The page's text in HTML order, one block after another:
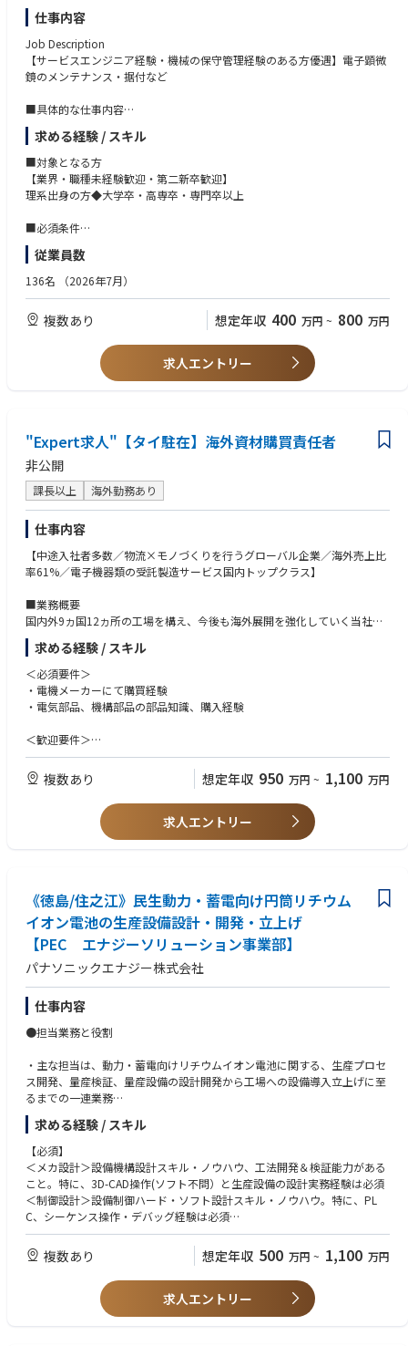
仕事内容
Job Description
【サービスエンジニア経験・機械の保守管理経験のある方優遇】電子顕微
鏡のメンテナンス・据付など
■具体的な仕事内容
世界トップクラスのシェアを誇る、サーモフィッシャー・サイエンティフ
ィック。その日本法人である日本エフイー・アイは、日本の材料科学や電
子デバイスの研究・開発などの分野で最先端科学をサポートしています。
①定期メンテナンス、トラブル対応・電子顕微鏡、X線光電子分光装置、
ス・消耗品の交換や診断、ソフト・ハードウェアのトラブル対応
②電子顕微鏡、X線光電子分光装置、電気不良解析装置の設置（企画～据
付）・新たな機器や装置の導入時の製品仕様検討・営業と共にお客様先へ
出向き、設置レイアウトの検討などのサポート
■働きやすい環境です
夜に直接連絡が入る、ということはありません。また、受付後に各エンジ
ニアのスケジュールを考慮して案件が振り分けられるため、一人に負担が
■夜勤や急な呼び出しなし、年休122日以上・土日祝休み
お客様からの問い合わせは受付センターに集約されているため、休日や深
夜に直接連絡が入ることはありません。また、各エンジニアのスケジュー
ルを考慮して案件が振り分けられるため、一人に負担が集中しません。
■サポート体制も万全
当社の製品は現在、国内に900台以上が稼働中。小さな案件には基本的に1
人で対応しますが、大規模な案件には2～3名のチームで対応します。現場
で何かあっても、いつでも上司や先輩に相談できますのでご安心くださ
■充実の研修プログラム入社後3カ月～1年は先輩に同行し、基礎を学びま
す。不具合の原因を論理的に導き出す思考トレーニングなどを実施し、サ
ービスエンジニアとしての基盤を築いていきます。その後は、社内勉強会
やe-ラーニングを受講し、3年かけてプロフェッショナルを目指します。
■キャリアパスについて
キャリアは、実務はもちろん、海外研修および国内外のプロジェクト参加
を通じ、技術の専門性を高めることからスタートしていただきます。幅広
い経験を通じ、マネジメントを目指す、海外のポジションにチャレンジす
る、サービスコントラクトビジネスに携わるなど幅広いキャリアパスを求
めることが可能です。
■チーム組織構成
分析機器や半導体装置メーカー、機械設計や回路設計など、前職は様々。
全国（関東ベース・関西ベース・北海道ベース等）ご相談可能
求める経験 / スキル
■対象となる方
【業界・職種未経験歓迎・第二新卒歓迎】
理系出身の方◆大学卒・高専卒・専門卒以上
■必須条件
・大学卒・高専卒・工業系高校・専門学校卒以上
・理系出身の方
・製品問わずサービスエンジニアの実務経験がある方
・理化学機器・分析機器の使用経験がある方
・装置のネットワークへの接続及びPC操作のできる方
・半導体及び半導体製造装置業界での実務経験がある方
・英語に抵抗がなく、学びたいという姿勢をお持ちの方
従業員数
136名 （2026年7月）
複数あり 想定年収 400 万円 ~ 800 万円
求人エントリー
"Expert求人"【タイ駐在】海外資材購買責任者
非公開
課長以上 海外勤務あり
仕事内容
【中途入社者多数／物流×モノづくりを行うグローバル企業／海外売上比
率61%／電子機器類の受託製造サービス国内トップクラス】
■業務概要
国内外9ヵ国12ヵ所の工場を構え、今後も海外展開を強化していく当社に
おいて、海外工場（タイ）にて資材／購買責任者としてご活躍いただきま
す。
■主な業務内容
・部品調達フォロー、確認
・開発購買（ve品）
・ローカルメンバー社員の採用・育成／マネジメント
■OJTトレーニング
ご入社後は、国内工場（高松工場・グローバルEMSセンター）でのOJTト
レーニングを予定しております。
■海外購買の特徴
購買方針として、現地での調達がメインでお客様にとって最良の品質、コ
スト、納期（QCD）を兼ね備えた部品を提案することを重視しておりま
す。
より、最適な部品調達及び提案を実施しております。
■キャリアパス
管理職など
求める経験 / スキル
＜必須要件＞
・電機メーカーにて購買経験
・電気部品、機構部品の部品知識、購入経験
＜歓迎要件＞
・海外への長期出張/海外赴任のご経験
・英語の日常会話レベル ※業務で使う言語は、日本語と英語です。
・VE(Value Engineering),VA(Value Analysis)の経験
・品質に関するスキル、部品メーカーに関するスキル
・商品化（製品立ち上げ）において、各イベント毎に購買、技術、QAなど
＜求める人物像＞
・社内外のネットワークを積極的に広げていこうという気持ちを持ってい
る方
・赴任先のルールや文化を理解して適応、順応していく力を持っている方
複数あり 想定年収 950 万円 ~ 1,100 万円
求人エントリー
《徳島/住之江》民生動力・蓄電向け円筒リチウム
イオン電池の生産設備設計・開発・立上げ
【PEC エナジーソリューション事業部】
パナソニックエナジー株式会社
仕事内容
●担当業務と役割
・主な担当は、動力・蓄電向けリチウムイオン電池に関する、生産プロセ
ス開発、量産検証、量産設備の設計開発から工場への設備導入立上げに至
るまでの一連業務
・リチウムイオン電池ビジネスは、電池セル技術開発とともに生産工程の
プロセス開発、高品質・高稼働を担保する設備開発設計が非常に重要にな
ります。
この生産工程と設備の進化をともに推進していける人財の多くの参画を
期待しています
●具体的な仕事内容
・電池の製造拠点は国内に「大阪・徳島・南淡・貝塚・和歌山」、海外は
「米国・中国工場」があり新拠点も視野に入れた活動をおこなっていま
・それぞれの工場で生産される電池品目とその工場に最適な生産プロセス
を開発、設備設計、開発案件の導入を行います。立上時は国内外を問わず
求める経験 / スキル
【必須】
＜メカ設計＞設備機構設計スキル・ノウハウ、工法開発＆検証能力がある
こと。特に、3D-CAD操作(ソフト不問）と生産設備の設計実務経験は必須
＜制御設計＞設備制御ハード・ソフト設計スキル・ノウハウ。特に、PL
C、シーケンス操作・デバッグ経験は必須
＜画像検査＞照明・カメラによる画像検査・認識ユニットの設計実務経験
があること
＜極板設備＞粉体・混練・塗工・圧縮・切断、ロールtoロール搬送などい
ずれかの設備導入経験があること
複数あり 想定年収 500 万円 ~ 1,100 万円
求人エントリー